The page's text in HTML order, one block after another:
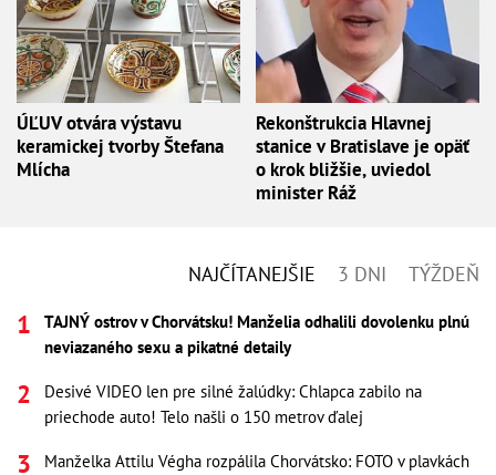
ÚĽUV otvára výstavu
keramickej tvorby Štefana
Mlícha
Rekonštrukcia Hlavnej
stanice v Bratislave je opäť
o krok bližšie, uviedol
minister Ráž
NAJČÍTANEJŠIE 3 DNI TÝŽDEŇ
TAJNÝ ostrov v Chorvátsku! Manželia odhalili dovolenku plnú
neviazaného sexu a pikatné detaily
Desivé VIDEO len pre silné žalúdky: Chlapca zabilo na
priechode auto! Telo našli o 150 metrov ďalej
Manželka Attilu Végha rozpálila Chorvátsko: FOTO v plavkách